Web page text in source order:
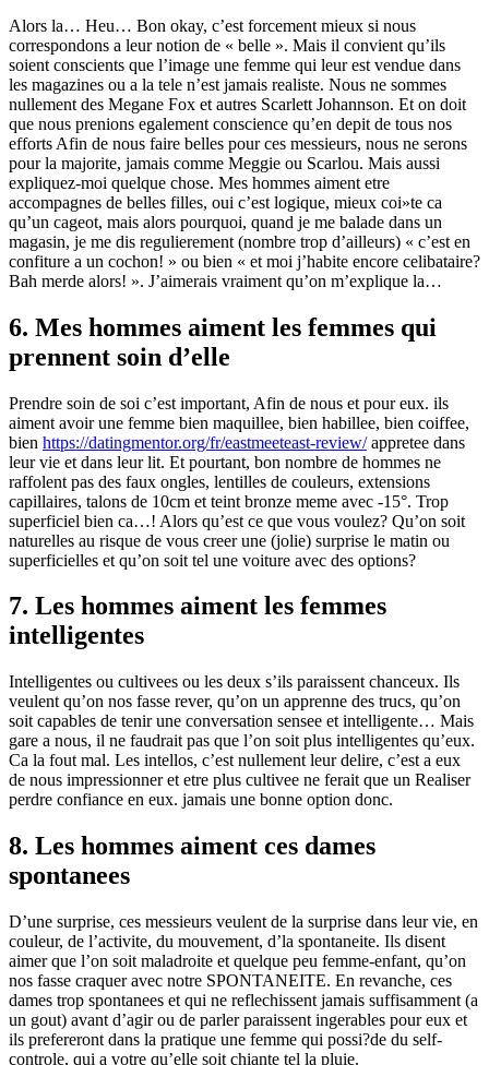
Alors la… Heu… Bon okay, c’est forcement mieux si nous
correspondons a leur notion de « belle ». Mais il convient qu’ils
soient conscients que l’image une femme qui leur est vendue dans
les magazines ou a la tele n’est jamais realiste. Nous ne sommes
nullement des Megane Fox et autres Scarlett Johannson. Et on doit
que nous prenions egalement conscience qu’en depit de tous nos
efforts Afin de nous faire belles pour ces messieurs, nous ne serons
pour la majorite, jamais comme Meggie ou Scarlou. Mais aussi
expliquez-moi quelque chose. Mes hommes aiment etre
accompagnes de belles filles, oui c’est logique, mieux coi»te ca
qu’un cageot, mais alors pourquoi, quand je me balade dans un
magasin, je me dis regulierement (nombre trop d’ailleurs) « c’est en
confiture a un cochon! » ou bien « et moi j’habite encore celibataire?
Bah merde alors! ». J’aimerais vraiment qu’on m’explique la…
6. Mes hommes aiment les femmes qui
prennent soin d’elle
Prendre soin de soi c’est important, Afin de nous et pour eux. ils
aiment avoir une femme bien maquillee, bien habillee, bien coiffee,
bien https://datingmentor.org/fr/eastmeeteast-review/appretee dans
leur vie et dans leur lit. Et pourtant, bon nombre de hommes ne
raffolent pas des faux ongles, lentilles de couleurs, extensions
capillaires, talons de 10cm et teint bronze meme avec -15°. Trop
superficiel bien ca…! Alors qu’est ce que vous voulez? Qu’on soit
naturelles au risque de vous creer une (jolie) surprise le matin ou
superficielles et qu’on soit tel une voiture avec des options?
7. Les hommes aiment les femmes
intelligentes
Intelligentes ou cultivees ou les deux s’ils paraissent chanceux. Ils
veulent qu’on nos fasse rever, qu’on un apprenne des trucs, qu’on
soit capables de tenir une conversation sensee et intelligente… Mais
gare a nous, il ne faudrait pas que l’on soit plus intelligentes qu’eux.
Ca la fout mal. Les intellos, c’est nullement leur delire, c’est a eux
de nous impressionner et etre plus cultivee ne ferait que un Realiser
perdre confiance en eux. jamais une bonne option donc.
8. Les hommes aiment ces dames
spontanees
D’une surprise, ces messieurs veulent de la surprise dans leur vie, en
couleur, de l’activite, du mouvement, d’la spontaneite. Ils disent
aimer que l’on soit maladroite et quelque peu femme-enfant, qu’on
nos fasse craquer avec notre SPONTANEITE. En revanche, ces
dames trop spontanees et qui ne reflechissent jamais suffisamment (a
un gout) avant d’agir ou de parler paraissent ingerables pour eux et
ils prefereront dans la pratique une femme qui possi?de du self-
controle, qui a votre qu’elle soit chiante tel la pluie.